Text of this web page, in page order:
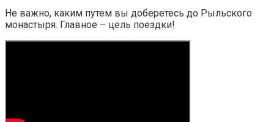
Не важно, каким путем вы доберетесь до Рыльского
монастыря. Главное – цель поездки!